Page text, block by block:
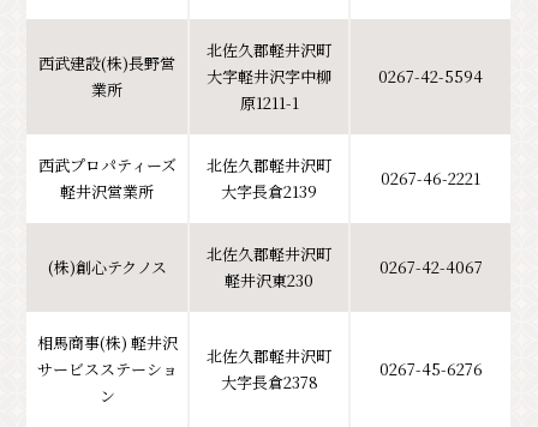
西武建設(株)長野営
業所
北佐久郡軽井沢町
大字軽井沢字中柳
原1211-1
0267-42-5594
西武プロパティーズ
軽井沢営業所
北佐久郡軽井沢町
大字長倉2139
0267-46-2221
(株)創心テクノス
北佐久郡軽井沢町
軽井沢東230
0267-42-4067
相馬商事(株) 軽井沢
サービスステーショ
ン
北佐久郡軽井沢町
大字長倉2378
0267-45-6276